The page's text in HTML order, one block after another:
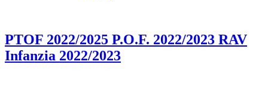
PTOF 2022/2025 P.O.F. 2022/2023 RAV
Infanzia 2022/2023